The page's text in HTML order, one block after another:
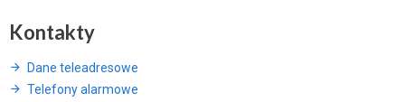
Kontakty
Dane teleadresowe
Telefony alarmowe